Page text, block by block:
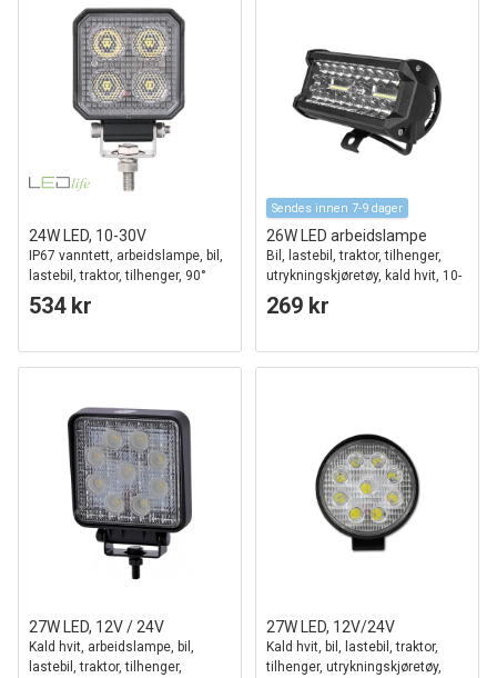
24W LED, 10-30V
IP67 vanntett, arbeidslampe, bil,
lastebil, traktor, tilhenger, 90°
spredning
534 kr
Sendes innen 7-9 dager
26W LED arbeidslampe
Bil, lastebil, traktor, tilhenger,
utrykningskjøretøy, kald hvit, 10-
30V
269 kr
27W LED, 12V / 24V
Kald hvit, arbeidslampe, bil,
lastebil, traktor, tilhenger,
27W LED, 12V/24V
Kald hvit, bil, lastebil, traktor,
tilhenger, utrykningskjøretøy,